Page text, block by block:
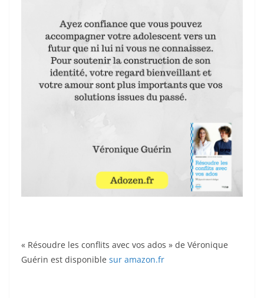
« Résoudre les conflits avec vos ados » de Véronique
Guérin est disponible sur amazon.fr